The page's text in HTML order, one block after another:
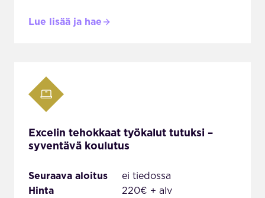
Lue lisää ja hae
Excelin tehokkaat työkalut tutuksi –
syventävä koulutus
Seuraava aloitus
ei tiedossa
Hinta
220€ + alv